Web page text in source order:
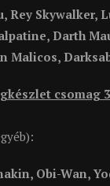
Rey Skywalker,
Darth
Malicos,
csomag
Obi-Wan,